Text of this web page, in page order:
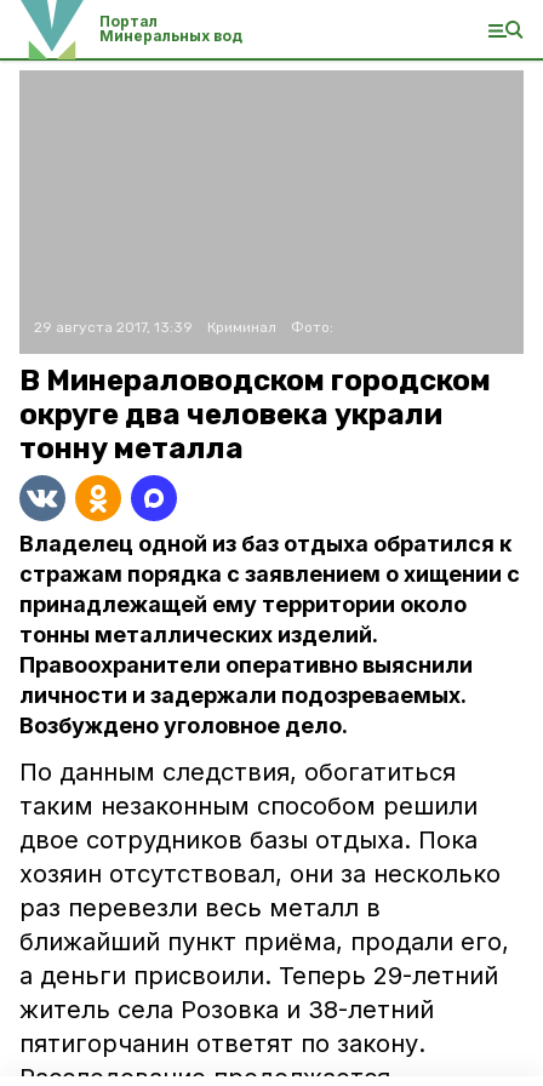
Портал
Минеральных вод
29 августа 2017, 13:39 Криминал Фото:
В Минераловодском городском
округе два человека украли
тонну металла
Владелец одной из баз отдыха обратился к
стражам порядка с заявлением о хищении с
принадлежащей ему территории около
тонны металлических изделий.
Правоохранители оперативно выяснили
личности и задержали подозреваемых.
Возбуждено уголовное дело.
По данным следствия, обогатиться
таким незаконным способом решили
двое сотрудников базы отдыха. Пока
хозяин отсутствовал, они за несколько
раз перевезли весь металл в
ближайший пункт приёма, продали его,
а деньги присвоили. Теперь 29-летний
житель села Розовка и 38-летний
пятигорчанин ответят по закону.
Расследование продолжается.